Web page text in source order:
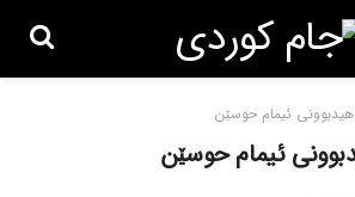
ئیمام حوسێن
ئیمام حوسێن